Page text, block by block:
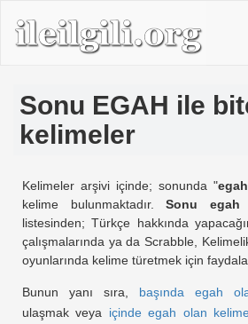
Sonu EGAH ile
kelimeler
Kelimeler arşivi içinde; sonunda "egah
kelime bulunmaktadır. Sonu
listesinden; Türkçe hakkında
çalışmalarında ya da Scrabble,
oyunlarında kelime türetmek için
Bunun yanı sıra, başında egah
ulaşmak veya içinde egah olan